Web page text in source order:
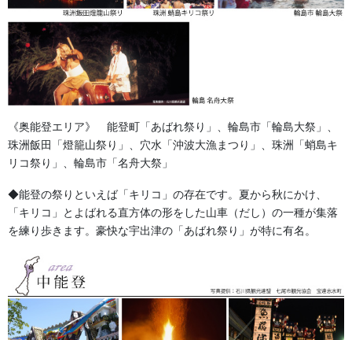
《奥能登エリア》 能登町「あばれ祭り」、輪島市「輪島大祭」、
珠洲飯田「燈籠山祭り」、穴水「沖波大漁まつり」、珠洲「蛸島キ
リコ祭り」、輪島市「名舟大祭」
◆能登の祭りといえば「キリコ」の存在です。夏から秋にかけ、
「キリコ」とよばれる直方体の形をした山車（だし）の一種が集落
を練り歩きます。豪快な宇出津の「あばれ祭り」が特に有名。